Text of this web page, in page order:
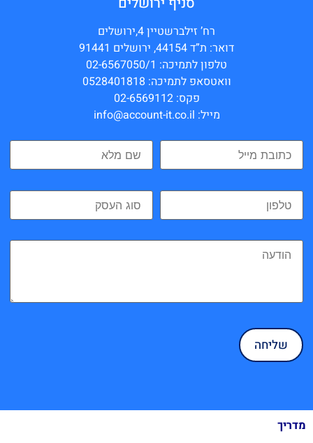
רח’ זילברשטיין 4,ירושלים
דואר: ת”ד 44154, ירושלים 91441
טלפון לתמיכה: 02-6567050/1
וואטסאפ לתמיכה: 0528401818
פקס: 02-6569112
מייל: info@account-it.co.il
מדריך